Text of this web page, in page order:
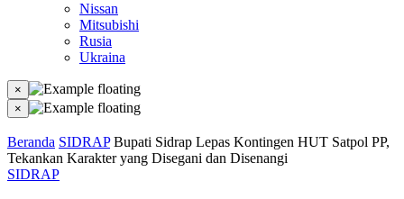
Nissan
Mitsubishi
Rusia
Ukraina
×
×
Beranda SIDRAP Bupati Sidrap Lepas Kontingen HUT Satpol PP,
Tekankan Karakter yang Disegani dan Disenangi
SIDRAP